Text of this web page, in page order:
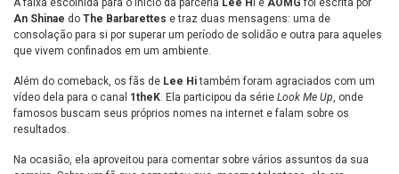
An Shinae do The Barbarettes e traz duas mensagens: uma de
consolação para si por superar um período de solidão e outra para aqueles
que vivem confinados em um ambiente.
Além do comeback, os fãs de Lee Hitambém foram agraciados com um
vídeo dela para o canal 1theK . Ela participou da série Look Me Up , onde
famosos buscam seus próprios nomes na internet e falam sobre os
resultados.
Na ocasião, ela aproveitou para comentar sobre vários assuntos da sua